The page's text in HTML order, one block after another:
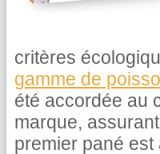
critères
gamme de
été accordée au
marque,
premier pané est